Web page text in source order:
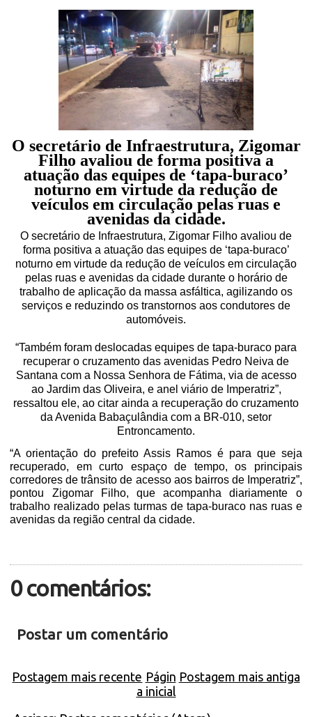
O secretário de Infraestrutura, Zigomar
Filho avaliou de forma positiva a
atuação das equipes de ‘tapa-buraco’
noturno em virtude da redução de
veículos em circulação pelas ruas e
avenidas da cidade.
O secretário de Infraestrutura, Zigomar Filho avaliou de
forma positiva a atuação das equipes de ‘tapa-buraco’
noturno em virtude da redução de veículos em circulação
pelas ruas e avenidas da cidade durante o horário de
trabalho de aplicação da massa asfáltica, agilizando os
serviços e reduzindo os transtornos aos condutores de
automóveis.
“Também foram deslocadas equipes de tapa-buraco para
recuperar o cruzamento das avenidas Pedro Neiva de
Santana com a Nossa Senhora de Fátima, via de acesso
ao Jardim das Oliveira, e anel viário de Imperatriz”,
ressaltou ele, ao citar ainda a recuperação do cruzamento
da Avenida Babaçulândia com a BR-010, setor
Entroncamento.
“A orientação do prefeito Assis Ramos é para que seja
recuperado, em curto espaço de tempo, os principais
corredores de trânsito de acesso aos bairros de Imperatriz”,
pontou Zigomar Filho, que acompanha diariamente o
trabalho realizado pelas turmas de tapa-buraco nas ruas e
avenidas da região central da cidade.
0 comentários:
Postar um comentário
Postagem mais recente Postagem mais antiga
Págin
a inicial